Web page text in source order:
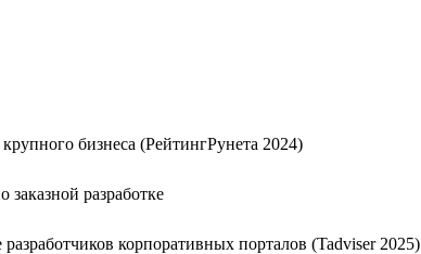
бизнеса (РейтингРунета 2024)
заказной разработке
разработчиков корпоративных порталов (Tadviser 2025)